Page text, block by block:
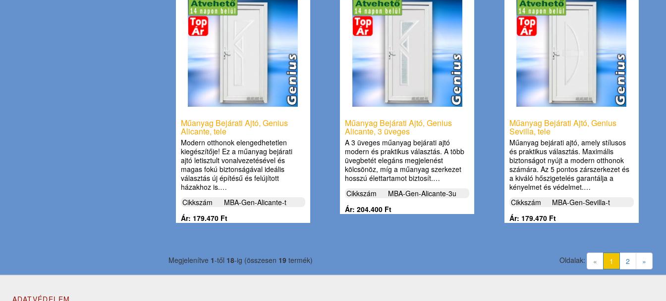
Műanyag Bejárati Ajtó, Genius
Alicante, tele
Modern otthonok elengedhetetlen
kiegészítője! Ez a műanyag bejárati
ajtó letisztult vonalvezetésével és
magas fokú biztonságával ideális
választás új építésű és felújított
házakhoz is.…
Cikkszám
MBA-Gen-Alicante-t
Ár: 179.470 Ft
Műanyag Bejárati Ajtó, Genius
Alicante, 3 üveges
A 3 üveges műanyag bejárati ajtó
modern és praktikus választás. A több
üvegbetét elegáns megjelenést
kölcsönöz, míg a műanyag szerkezet
hosszú élettartamot biztosít.…
Cikkszám
MBA-Gen-Alicante-3u
Ár: 204.400 Ft
Műanyag Bejárati Ajtó, Genius
Sevilla, tele
Műanyag bejárati ajtó, amely stílusos
és praktikus választás. Maximális
biztonságot nyújt a modern otthonok
számára. Az 5 pontos zárszerkezet és
a kiváló hőszigetelés garantálja a
kényelmet és védelmet.…
Cikkszám
MBA-Gen-Sevilla-t
Ár: 179.470 Ft
Megjelenítve 1-től 18-ig (összesen 19termék) « 1 (current)
2 »
Oldalak:
ADATVÉDELEM